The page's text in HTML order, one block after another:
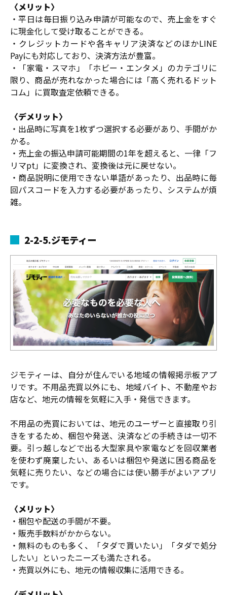
〈メリット〉
・平日は毎日振り込み申請が可能なので、売上金をすぐ
に現金化して受け取ることができる。
・クレジットカードや各キャリア決済などのほかLINE
Payにも対応しており、決済方法が豊富。
・「家電・スマホ」「ホビー・エンタメ」のカテゴリに
限り、商品が売れなかった場合には「高く売れるドット
コム」に買取査定依頼できる。
〈デメリット〉
・出品時に写真を1枚ずつ選択する必要があり、手間がか
かる。
・売上金の振込申請可能期間の1年を超えると、一律「フ
リマpt」に変換され、変換後は元に戻せない。
・商品説明に使用できない単語があったり、出品時に毎
回パスコードを入力する必要があったり、システムが煩
雑。
2-2-5.ジモティー
ジモティーは、自分が住んでいる地域の情報掲示板アプ
リです。不用品売買以外にも、地域バイト、不動産やお
店など、地元の情報を気軽に入手・発信できます。
不用品の売買においては、地元のユーザーと直接取り引
きをするため、梱包や発送、決済などの手続きは一切不
要。引っ越しなどで出る大型家具や家電などを回収業者
を使わず廃棄したい、あるいは梱包や発送に困る商品を
気軽に売りたい、などの場合には使い勝手がよいアプリ
です。
〈メリット〉
・梱包や配送の手間が不要。
・販売手数料がかからない。
・無料のものも多く、「タダで貰いたい」「タダで処分
したい」といったニーズも満たされる。
・売買以外にも、地元の情報収集に活用できる。